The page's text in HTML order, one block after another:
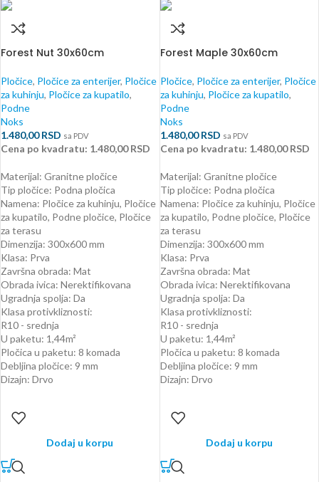
Forest Nut 30x60cm
Pločice, Pločice za enterijer, Pločice
za kuhinju, Pločice za kupatilo,
Podne
Noks
1.480,00RSD sa PDV
Cena po kvadratu: 1.480,00 RSD
Materijal: Granitne pločice
Tip pločice: Podna pločica
Namena: Pločice za kuhinju, Pločice
za kupatilo, Podne pločice, Pločice
za terasu
Dimenzija: 300x600 mm
Klasa: Prva
Završna obrada: Mat
Obrada ivica: Nerektifikovana
Ugradnja spolja: Da
Klasa protivkliznosti:
R10 - srednja
U paketu: 1,44m²
Pločica u paketu: 8 komada
Debljina pločice: 9 mm
Dizajn: Drvo
Dodaj u korpu
Forest Maple 30x60cm
Pločice, Pločice za enterijer, Pločice
za kuhinju, Pločice za kupatilo,
Podne
Noks
1.480,00RSD sa PDV
Cena po kvadratu: 1.480,00 RSD
Materijal: Granitne pločice
Tip pločice: Podna pločica
Namena: Pločice za kuhinju, Pločice
za kupatilo, Podne pločice, Pločice
za terasu
Dimenzija: 300x600 mm
Klasa: Prva
Završna obrada: Mat
Obrada ivica: Nerektifikovana
Ugradnja spolja: Da
Klasa protivkliznosti:
R10 - srednja
U paketu: 1,44m²
Pločica u paketu: 8 komada
Debljina pločice: 9 mm
Dizajn: Drvo
Dodaj u korpu